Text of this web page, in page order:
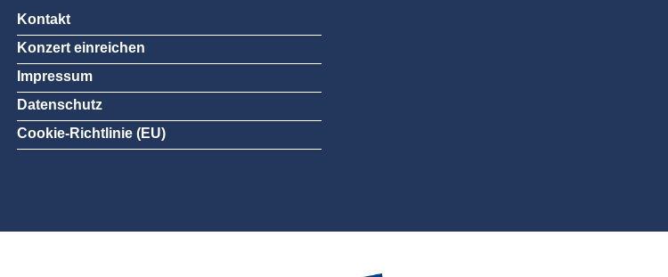
Kontakt
Konzert einreichen
Impressum
Datenschutz
Cookie-Richtlinie (EU)